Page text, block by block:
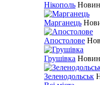
Нікополь
Марганець
Апостолове
Грушівка
Зеленодольськ